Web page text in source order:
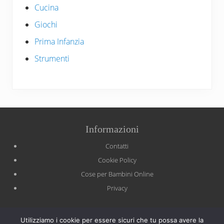
Cucina
Giochi
Prima Infanzia
Strumenti
Footer
Informazioni
Contatti
Cookie Policy
Cose per Bambini Online
Privacy
Affiliazione Amazon EU, un programma di affiliazione che permette
Utilizziamo i cookie per essere sicuri che tu possa avere la